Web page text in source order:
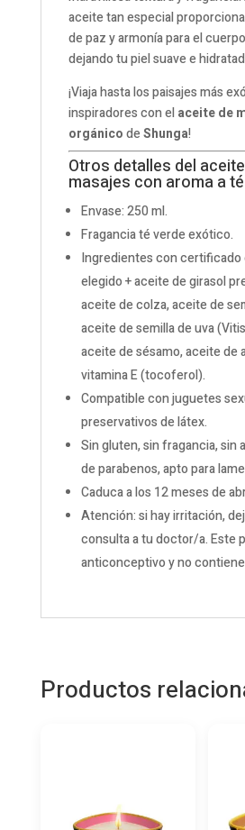
aceite tan especial
de paz y armonía para el
dejando tu piel suave e
¡Viaja hasta los paisajes más
inspiradores con elaceite de
orgánicodeShunga!
Otros detalles del
masajes con aroma a
Envase: 250 ml.
Fragancia té verde exótico.
Ingredientes con certificado
elegido + aceite de girasol
aceite de colza, aceite de
aceite de semilla de uva
aceite de sésamo, aceite de
vitamina E (tocoferol).
Compatible con juguetes
preservativos de látex.
Sin gluten, sin fragancia, sin
de parabenos, apto para
Caduca a los 12 meses de
Atención: si hay irritación,
consulta a tu doctor/a. Este
anticonceptivo y no
Productos